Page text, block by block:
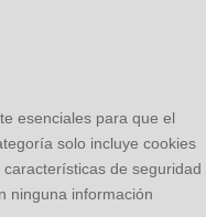
esenciales para que el
solo incluye cookies
de seguridad
ninguna información